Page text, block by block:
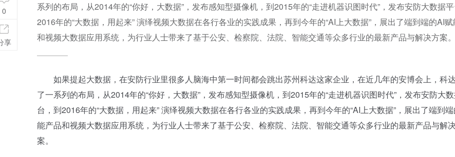
系列的布局，从2014年的“你好，大数据”，发布感知型摄像机，到2015年的“走进机器识图时代”，发布安防大数据
2016年的“大数据，用起来” 演绎视频大数据在各行各业的实践成果，再到今年的“AI上大数据”，展出了端到端的AI
和视频大数据应用系统，为行业人士带来了基于公安、检察院、法院、智能交通等众多行业的最新产品与解决方案。
如果提起大数据，在安防行业里很多人脑海中第一时间都会跳出苏州科达这家企业，在近几年的安博会上，科
了一系列的布局，从2014年的“你好，大数据”，发布感知型摄像机，到2015年的“走进机器识图时代”，发布安防大
台，到2016年的“大数据，用起来” 演绎视频大数据在各行各业的实践成果，再到今年的“AI上大数据”，展出了端到
能产品和视频大数据应用系统，为行业人士带来了基于公安、检察院、法院、智能交通等众多行业的最新产品与解
案。
0
享